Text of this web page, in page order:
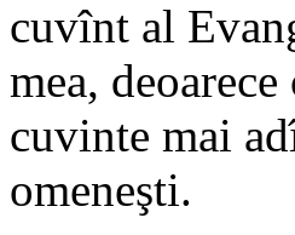
cuvînt al
mea,
cuvinte mai
omeneşti.